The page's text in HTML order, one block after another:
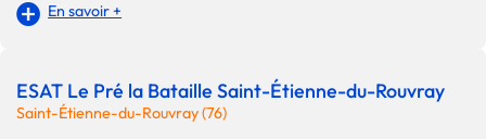
En savoir +
ESAT Le Pré la Bataille Saint-Étienne-du-Rouvray
Saint-Étienne-du-Rouvray (76)